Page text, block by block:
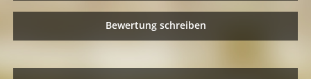
Bewertung schreiben